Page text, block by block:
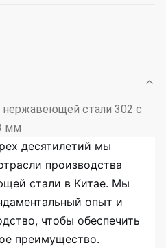
нержавеющей стали 302 с
мм
десятилетий мы
производства
стали в Китае. Мы
опыт и
чтобы обеспечить
преимущество.